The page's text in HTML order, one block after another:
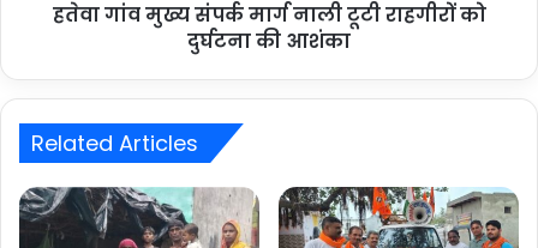
हतेवा गांव मुख्य संपर्क मार्ग नाली टूटी राहगीरों को
दुर्घटना की आशंका
Related Articles